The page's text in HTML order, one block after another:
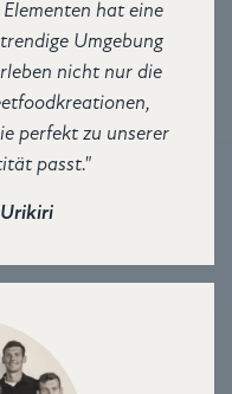
hat eine
Umgebung
nicht nur die
perfekt zu unserer
passt."